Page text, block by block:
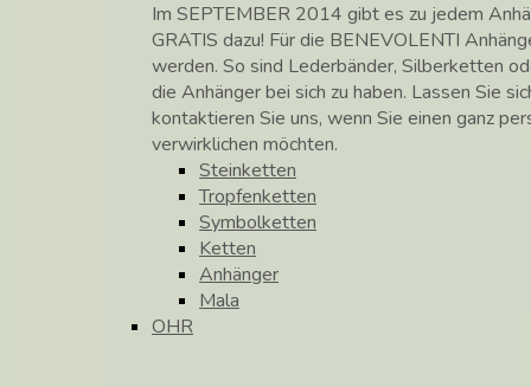
Im SEPTEMBER 2014 gibt es zu jedem
GRATIS dazu! Für die BENEVOLENTI
werden. So sind Lederbänder, Silberketten
die Anhänger bei sich zu haben. Lassen Sie
kontaktieren Sie uns, wenn Sie einen ganz
verwirklichen möchten.
Steinketten
Tropfenketten
Symbolketten
Ketten
Anhänger
Mala
OHR